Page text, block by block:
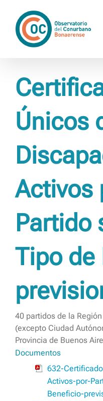
contenido
Únicos
Activos
Partido
Tipo de
40 partidos de la
(excepto Ciudad
Provincia de Buenos
Documentos
632-
Activos-por-
Beneficio-